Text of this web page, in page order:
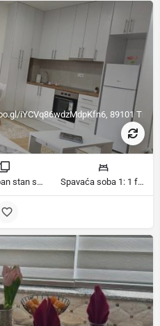
iYCVq86wdzMdpKfn6, 89101
Jednosoban stan sobe Spavaća soba 1: 1 francuski bračni krevet | Dnevni boravak: 1 kauč na razvlačenje ležaja